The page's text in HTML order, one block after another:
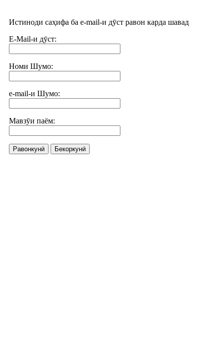
Истиноди саҳифа ба e-mail-и дӯст равон карда шавад
E-Mail-и дӯст:
Номи Шумо:
e-mail-и Шумо:
Мавзӯи паём:
Равонкунӣ Бекоркунӣ